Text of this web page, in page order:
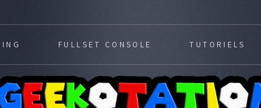
FULLSET CONSOLE TUTORIELS